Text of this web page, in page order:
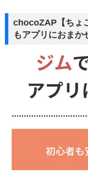
chocoZAP【ちょ
もアプリにおまか